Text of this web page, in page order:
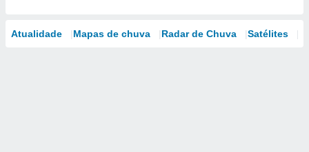
Atualidade Mapas de chuva Radar de Chuva Satélites